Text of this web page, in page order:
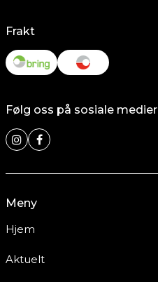
Frakt
Følg oss på sosiale medier
Meny
Hjem
Aktuelt